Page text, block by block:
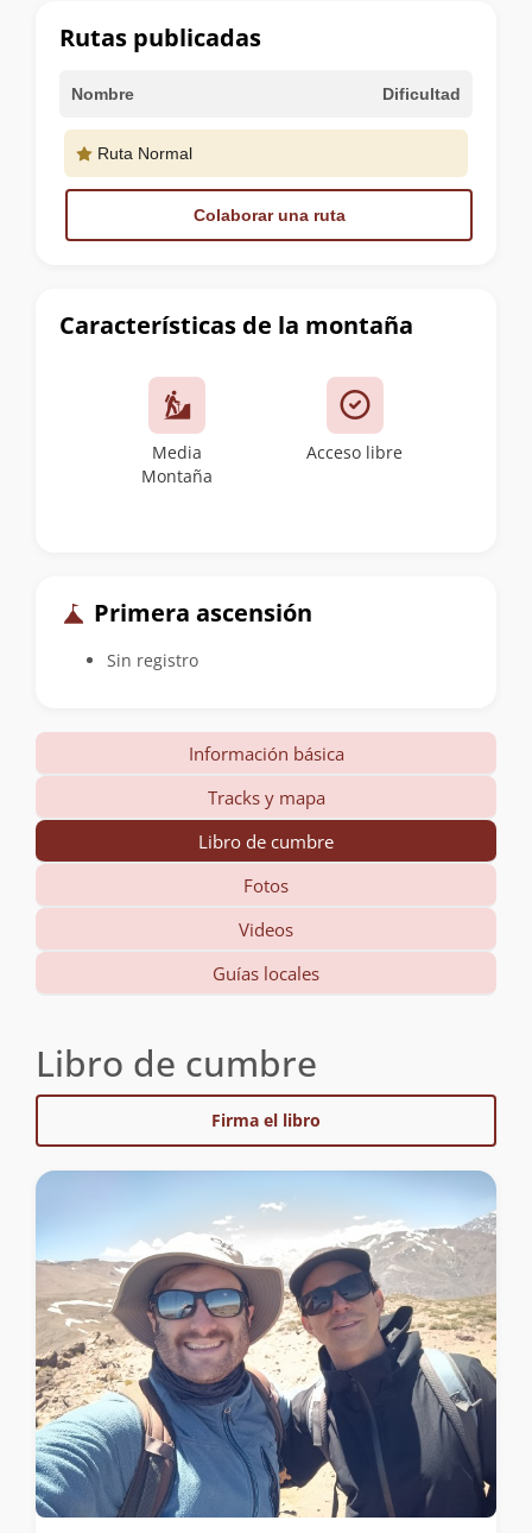
cumbre
Características de la montaña
Media
Montaña
Acceso libre
Primera ascensión
Sin registro
Rutas publicadas
Nombre Dificultad
Ruta Normal
Colaborar una ruta
Información básica
Tracks y mapa
Libro de cumbre
Fotos
Videos
Guías locales
Libro de cumbre
Firma el libro